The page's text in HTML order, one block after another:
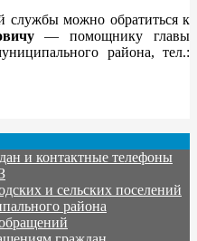
службы можно обратиться к
— помощнику главы
района, тел.:
и контактные телефоны
и сельских поселений
района